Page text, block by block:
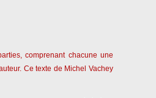
comprenant chacune une
Ce texte de Michel Vachey